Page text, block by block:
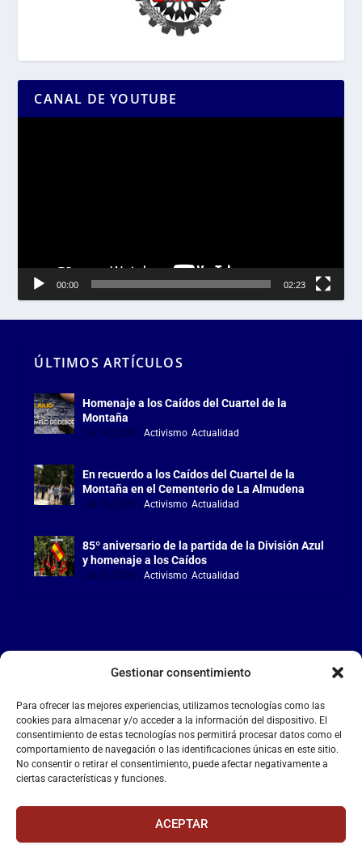
Gestionar consentimiento
Para ofrecer las mejores experiencias, utilizamos tecnologías como las
cookies para almacenar y/o acceder a la información del dispositivo. El
consentimiento de estas tecnologías nos permitirá procesar datos como el
comportamiento de navegación o las identificaciones únicas en este sitio.
No consentir o retirar el consentimiento, puede afectar negativamente a
ciertas características y funciones.
ACEPTAR
CANAL DE YOUTUBE
00:00 02:23
ÚLTIMOS ARTÍCULOS
Homenaje a los Caídos del Cuartel de la
Montaña
Jul 18, 2026 |Activismo,Actualidad
En recuerdo a los Caídos del Cuartel de la
Montaña en el Cementerio de La Almudena
Jul 18, 2026 |Activismo,Actualidad
85º aniversario de la partida de la División Azul
y homenaje a los Caídos
Jul 15, 2026 |Activismo,Actualidad
LA FALANGE
Reproductor
de
vídeo